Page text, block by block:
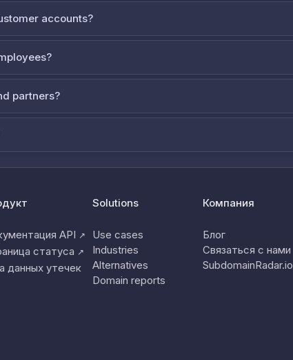
accounts?
partners?
API ↗
статуса ↗
данных утечек
Solutions
Use cases
Industries
Alternatives
Domain reports
Компания
Блог
Связаться с нами
SubdomainRadar.io